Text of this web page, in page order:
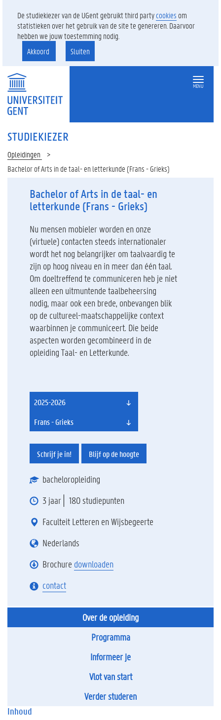
De studiekiezer van de UGent gebruikt third partycookies om
statistieken over het gebruik van de site te genereren. Daarvoor
hebben we jouw toestemming nodig.
Akkoord
Sluiten
MENU
STUDIEKIEZER
Opleidingen
Bachelor of Arts in de taal- en letterkunde (Frans - Grieks)
Bachelor of Arts in de taal- en
letterkunde (Frans - Grieks)
Nu mensen mobieler worden en onze
(virtuele) contacten steeds internationaler
wordt het nog belangrijker om taalvaardig te
zijn op hoog niveau en in meer dan één taal.
Om doeltreffend te communiceren heb je niet
alleen een uitmuntende taalbeheersing
nodig, maar ook een brede, onbevangen blik
op de cultureel-maatschappelijke context
waarbinnen je communiceert. Die beide
aspecten worden gecombineerd in de
opleiding Taal- en Letterkunde.
2025-2026
Frans - Grieks
Schrijf je in! Blijf op de hoogte
bacheloropleiding
3 jaar
180 studiepunten
Faculteit Letteren en Wijsbegeerte
Nederlands
Brochure downloaden
contact
Over de opleiding
Programma
Informeer je
Vlot van start
Verder studeren
Inhoud